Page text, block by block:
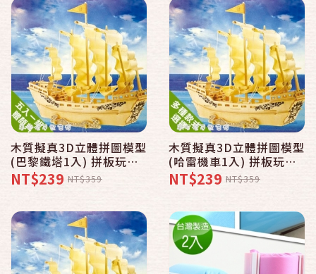
木質擬真3D立體拼圖模型
(巴黎鐵塔1入) 拼板玩具
DIY 啟發親子樂趣 上色擺
飾收藏 布丁彤彤姐姐推薦
NT$239 NT$359
木質擬真3D立體拼圖模型
(哈雷機車1入) 拼板玩具
DIY 啟發親子樂趣 上色擺
飾收藏 布丁彤彤姐姐推薦
NT$239 NT$359